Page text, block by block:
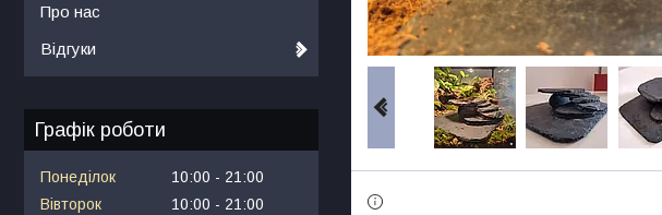
Про нас
Відгуки
Графік роботи
Понеділок 10:00
21:00
Вівторок
10:00
21:00